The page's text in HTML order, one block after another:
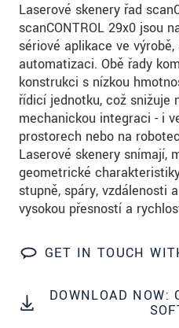
Laserové skenery řad
scanCONTROL 29x0 jsou
sériové aplikace ve
automatizaci. Obě řady
konstrukci s nízkou
řídicí jednotku, což snižuje
mechanickou integraci - i
prostorech nebo na
Laserové skenery snímají,
geometrické
stupně, spáry, vzdálenosti
vysokou přesností a
GET IN TOUCH
DOWNLOAD NOW:
* Povinné informace
S vašimi údaji zacházíme
prosím našeprohlášení o
ODOSLAŤ SPRÁVU